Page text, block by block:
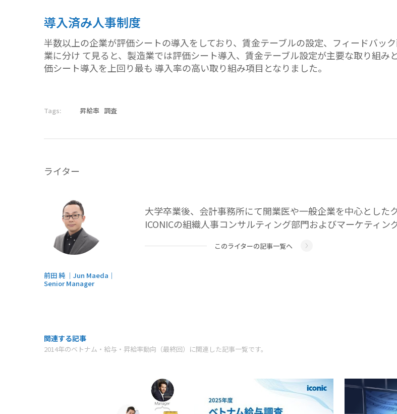
導入済み人事制度
半数以上の企業が評価シートの導入をしており、賃金テーブルの設定、フィードバッ
業に分け て見ると、製造業では評価シート導入、賃金テーブル設定が主要な取り組
価シート導入を上回り最も 導入率の高い取り組み項目となりました。
Tags: 昇給率 調査
ライター
前田 純 ｜Jun Maeda｜
Senior Manager
大学卒業後、会計事務所にて開業医や一般企業を中心とした
ICONICの組織人事コンサルティング部門およびマーケティン
このライターの記事一覧へ
関連する記事
2014年のベトナム・給与・昇給率動向（最終回）に関連した記事一覧です。